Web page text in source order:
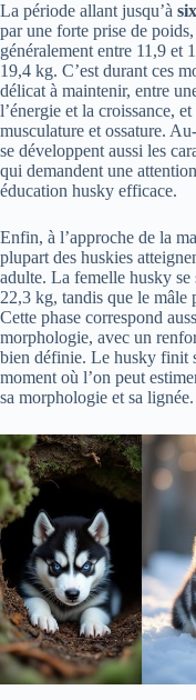
La période allant jusqu’à
par une forte prise de
généralement entre 11,9 et
19,4 kg. C’est durant ces
délicat à maintenir, entre
l’énergie et la croissance,
musculature et ossature.
se développent aussi les
qui demandent une
éducation husky efficace.
Enfin, à l’approche de la
plupart des huskies
adulte. La femelle husky se
22,3 kg, tandis que le mâle
Cette phase correspond
morphologie, avec un
bien définie. Le husky finit
moment où l’on peut
sa morphologie et sa lignée.